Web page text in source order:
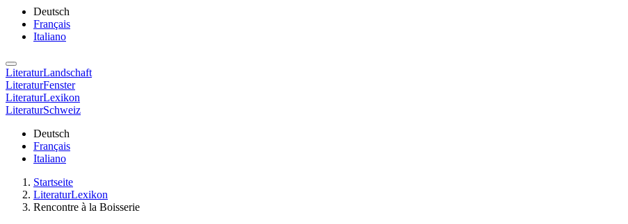
Deutsch
Français
Italiano
LiteraturLandschaft
LiteraturFenster
LiteraturLexikon
LiteraturSchweiz
Deutsch
Français
Italiano
Startseite
LiteraturLexikon
Rencontre à la Boisserie